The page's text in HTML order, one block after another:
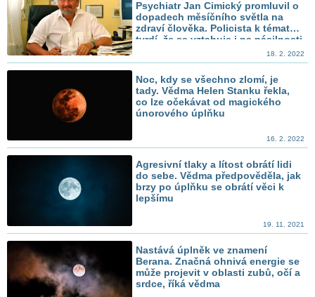
Psychiatr Jan Cimický promluvil o
dopadech měsíčního světla na
zdraví člověka. Policista k tématu
tvrdí, že se vztahuje i na násilnosti
18. 2. 2022
Noc, kdy se všechno zlomí, je
tady. Vědma Helen Stanku řekla,
co lze očekávat od magického
únorového úplňku
16. 2. 2022
Agresivní tlaky a lítost obrátí lidi
do sebe. Vědma předpověděla, jak
brzy po úplňku se obrátí věci k
lepšímu
19. 11. 2021
Nastává úplněk ve znamení
Berana. Značná ohnivá energie se
může projevit v oblasti zubů, očí a
srdce, říká vědma